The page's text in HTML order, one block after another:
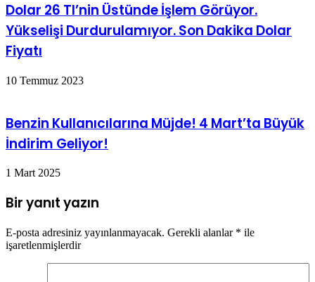
Dolar 26 Tl’nin Üstünde İşlem Görüyor.
Yükselişi Durdurulamıyor. Son Dakika Dolar
Fiyatı
10 Temmuz 2023
Benzin Kullanıcılarına Müjde! 4 Mart’ta Büyük
İndirim Geliyor!
1 Mart 2025
Bir yanıt yazın
E-posta adresiniz yayınlanmayacak. Gerekli alanlar * ile
işaretlenmişlerdir